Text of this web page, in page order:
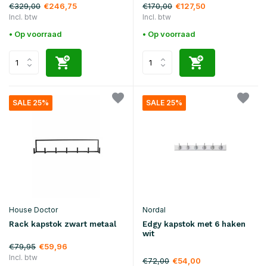
€329,00 €246,75
Incl. btw
• Op voorraad
€170,00 €127,50
Incl. btw
• Op voorraad
SALE 25%
House Doctor
Rack kapstok zwart metaal
€79,95 €59,96
Incl. btw
SALE 25%
Nordal
Edgy kapstok met 6 haken
wit
€72,00 €54,00